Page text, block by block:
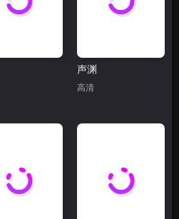
声渊
高清